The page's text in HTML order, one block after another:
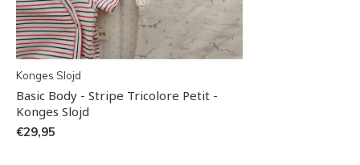
Konges Slojd
Basic Body - Stripe Tricolore Petit -
Konges Slojd
€29,95